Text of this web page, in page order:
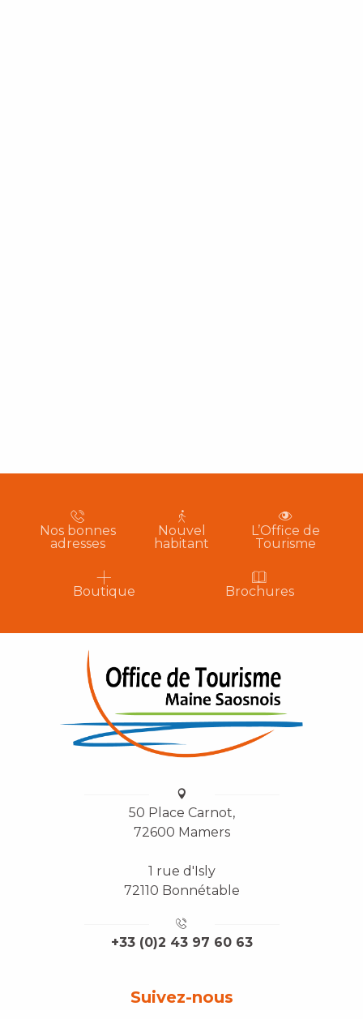
Nos bonnes
adresses
Nouvel
habitant
L’Office de
Tourisme
Boutique Brochures
50 Place Carnot,
72600 Mamers
1 rue d'Isly
72110 Bonnétable
+33 (0)2 43 97 60 63
Suivez-nous